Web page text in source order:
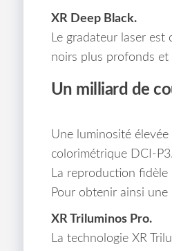
XR Deep Black.
Le gradateur laser est
noirs plus profonds et
Un milliard de
Une luminosité élevée
colorimétrique DCI-P3.
La reproduction fidèle
Pour obtenir ainsi une
XR Triluminos Pro.
La technologie XR